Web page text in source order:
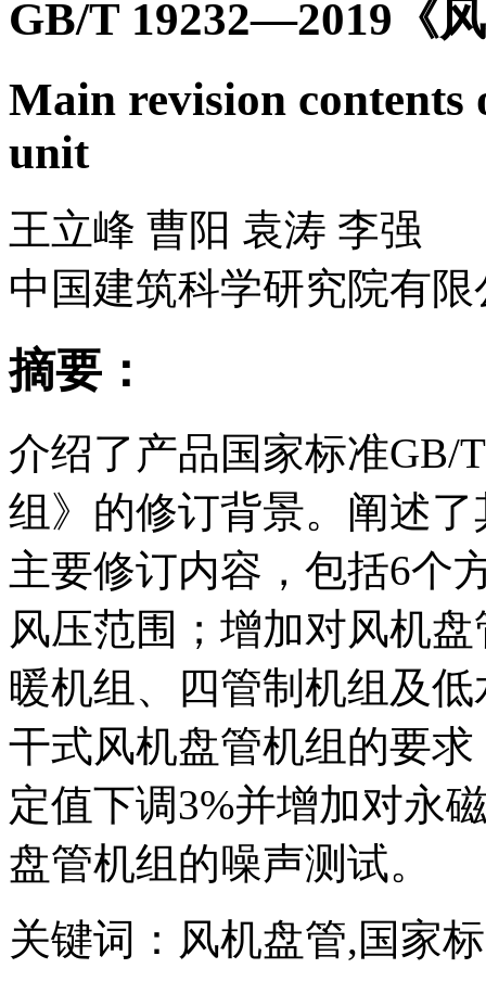
GB/T 19232—2019《
Main revision contents
unit
王立峰 曹阳 袁涛 李强
中国建筑科学研究院有限
摘要：
介绍了产品国家标准GB/
组》的修订背景。阐述
主要修订内容，包括6个
风压范围；增加对风机
暖机组、四管制机组及
干式风机盘管机组的要
定值下调3%并增加对永
盘管机组的噪声测试。
关键词：风机盘管,国家